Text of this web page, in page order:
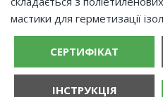
мастики для герметизації
СЕРТИФІКАТ
ІНСТРУКЦІЯ